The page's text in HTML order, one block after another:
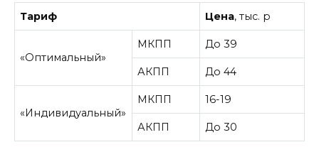
Тариф Цена, тыс. р
«Оптимальный»
МКПП До 39
АКПП До 44
«Индивидуальный»
МКПП 16-19
АКПП До 30